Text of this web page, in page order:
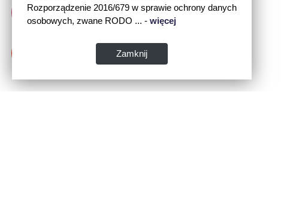
Rozporządzenie 2016/679 w sprawie ochrony danych
osobowych, zwane RODO ... - więcej
Zamknij